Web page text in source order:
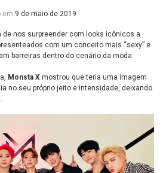
em 9 de maio de 2019
de nos surpreender com looks icônicos a
com um conceito mais “sexy” e
barreiras dentro do cenário da moda
Monsta X mostrou que teria uma imagem
no seu próprio jeito e intensidade, deixando